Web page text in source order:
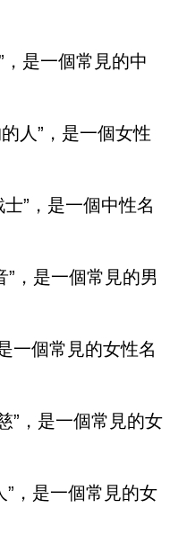
是一個常見的中
人”，是一個女性
”，是一個中性名
”，是一個常見的男
一個常見的女性名
”，是一個常見的女
”，是一個常見的女